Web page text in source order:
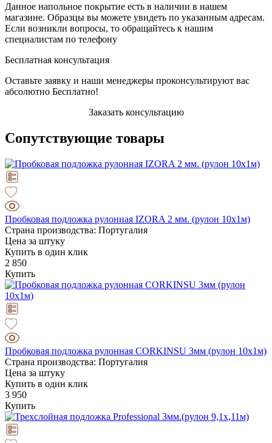
Данное напольное покрытие есть в наличии в нашем
магазине. Образцы вы можете увидеть по указанным адресам.
Если возникли вопросы, то обращайтесь к нашим
специалистам по телефону
Бесплатная консультация
Оставьте заявку и наши менеджеры проконсультируют вас
абсолютно Бесплатно!
Заказать консультацию
Сопутствующие товары
Пробковая подложка рулонная IZORA 2 мм. (рулон 10х1м)
Страна производства: Португалия
Цена за штуку
Купить в один клик
2 850
Купить
Пробковая подложка рулонная CORKINSU 3мм (рулон 10х1м)
Страна производства: Португалия
Цена за штуку
Купить в один клик
3 950
Купить